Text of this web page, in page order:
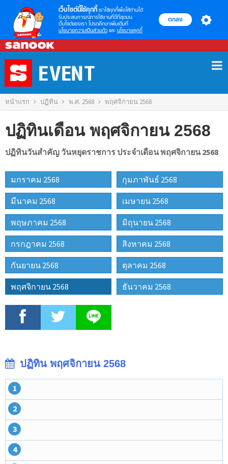
เว็บไซต์นี้ใช้คุกกี้ เราใช้คุกกี้เพื่อให้ท่านได้
รับประสบการณ์การใช้งานที่ดีที่สุดบน
เว็บไซต์ของเรา โปรดศึกษาเพิ่มเติมที่
นโยบายความเป็นส่วนตัว และ นโยบายคุกกี้
ตกลง
Skip
content
หน้าแรก ปฏิทิน พ.ศ. 2568 พฤศจิกายน 2568
ปฏิทินเดือน พฤศจิกายน 2568
ปฏิทินวันสำคัญ วันหยุดราชการ ประจำเดือน พฤศจิกายน 2568
มกราคม 2568 กุมภาพันธ์ 2568
มีนาคม 2568 เมษายน 2568
พฤษภาคม 2568 มิถุนายน 2568
กรกฎาคม 2568 สิงหาคม 2568
กันยายน 2568 ตุลาคม 2568
พฤศจิกายน 2568 ธันวาคม 2568
ปฏิทิน พฤศจิกายน 2568
1
2
3
4